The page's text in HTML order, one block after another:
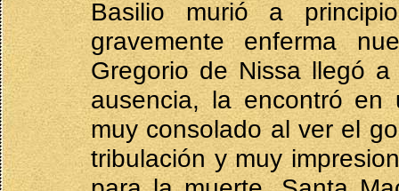
Basilio murió a
gravemente enferma
Gregorio de Nissa llegó
ausencia, la encontró
muy consolado al ver el
tribulación y muy